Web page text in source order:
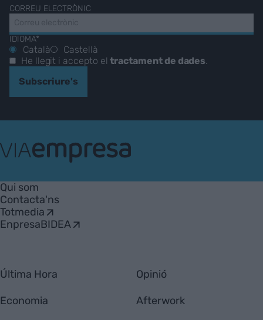
CORREU ELECTRÒNIC
IDIOMA*
Català
Castellà
He llegit i accepto eltractament de dades.
Subscriure's
Empresa
Qui som
Contacta'ns
Totmedia
EnpresaBIDEA
Última Hora
Economia
Opinió
Afterwork